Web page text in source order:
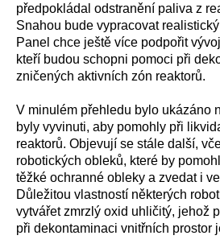
předpokládal odstranění paliva z
Snahou bude vypracovat
Panel chce ještě více podpořit
kteří budou schopni pomoci při
zničených aktivních zón reaktorů.
V minulém přehledu bylo ukázáno
byly vyvinuti, aby pomohly při
reaktorů. Objevují se stále další,
robotických obleků, které by
těžké ochranné obleky a zvedat i
Důležitou vlastností některých
vytvářet zmrzlý oxid uhličitý, jehož
při dekontaminaci vnitřních prostor